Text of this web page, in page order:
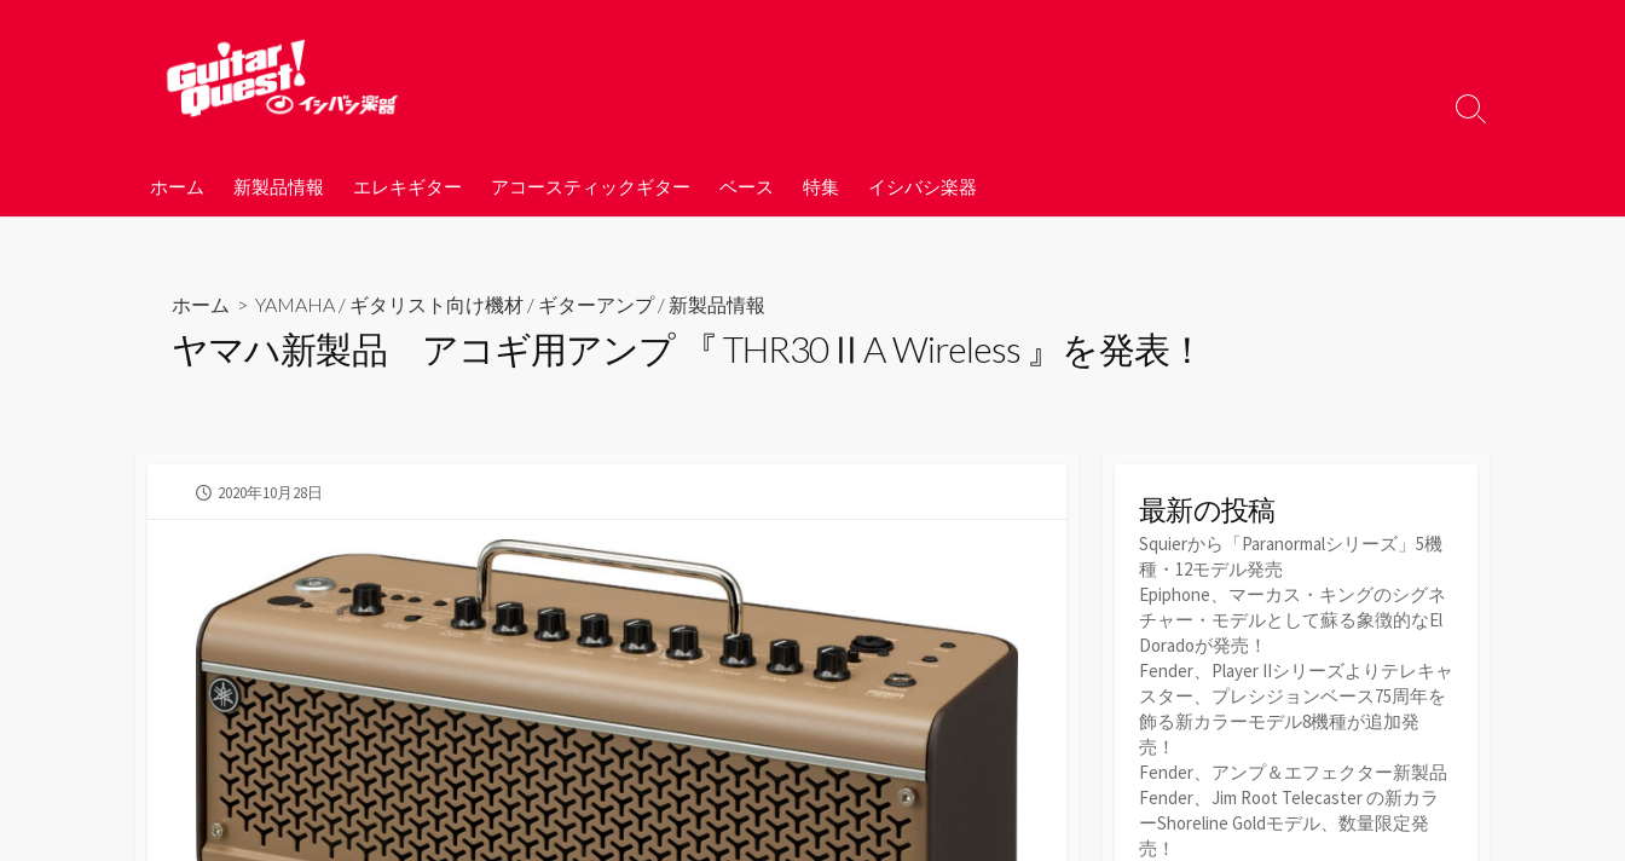
ホーム 新製品情報 エレキギター アコースティックギター ベース 特集 イシバシ楽器
検
替
ホーム > YAMAHA / ギタリスト向け機材 / ギターアンプ/ 新製品情報
ヤマハ新製品 アコギ用アンプ 『 THR30ⅡA Wireless 』を発表！
公
2020年10月28日
最新の投稿
Squierから「Paranormalシリーズ」5機
種・12モデル発売
Epiphone、マーカス・キングのシグネ
チャー・モデルとして蘇る象徴的なEl
Doradoが発売！
Fender、Player IIシリーズよりテレキャ
スター、プレシジョンベース75周年を
飾る新カラーモデル8機種が追加発
売！
Fender、アンプ＆エフェクター新製品
Fender、Jim Root Telecaster の新カラ
ーShoreline Goldモデル、数量限定発
売！